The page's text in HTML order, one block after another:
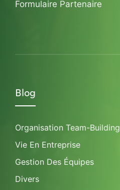
Formulaire Partenaire
Blog
Organisation Team-Building
Vie En Entreprise
Gestion Des Équipes
Divers